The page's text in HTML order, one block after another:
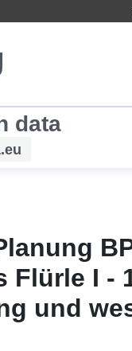
data
Flürle I -
und